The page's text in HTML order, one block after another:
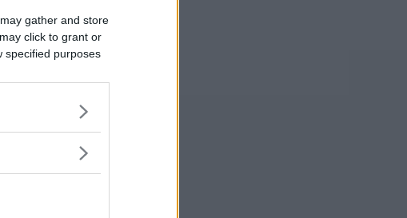
gather and store
click to grant or
specified purposes